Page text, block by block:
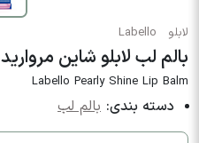
لابلو Labello
بالم لب لابلو شاین مروارید
Labello Pearly Shine Lip Balm
دسته بندی: بالم لب